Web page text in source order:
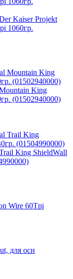
Kaiser Projekt
1060гр.
King
(01502940000)
King ShieldWall
Wire 60Tpi
для оси